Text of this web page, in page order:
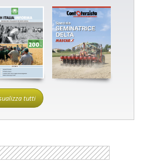
tutti